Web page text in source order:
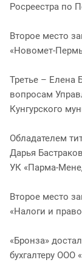
Росреестра по
Второе место
«Новомет-
Третье – Елена
вопросам
Кунгурского
Обладателем
Дарья
УК «Парма-
Второе место
«Налоги и
«Бронза»
бухгалтеру ООО